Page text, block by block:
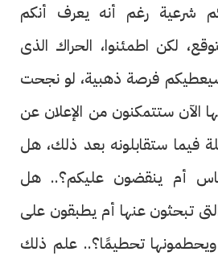
شرعية رغم أنه يعرف أنكم
لكن اطمئنوا، الحراك الذى
فرصة ذهبية، لو نجحت
الآن ستتمكنون من الإعلان عن
فيما ستقابلونه بعد ذلك، هل
أم ينقضون عليكم؟.. هل
تبحثون عنها أم يطبقون على
تحطيمًا؟.. علم ذلك